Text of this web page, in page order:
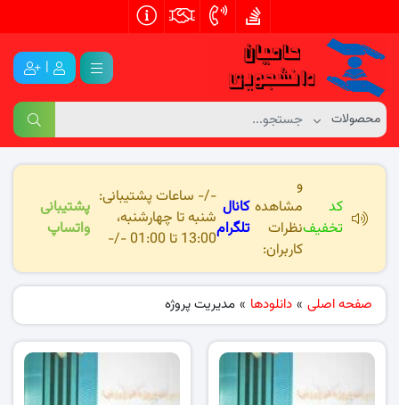
|
کد
تخفیف
و
مشاهده
نظرات
کاربران:
کانال
تلگرام
-/- ساعات پشتیبانی:
شنبه تا چهارشنبه،
13:00 تا 01:00 -/-
پشتیبانی
واتساپ
صفحه اصلی » دانلودها » مدیریت پروژه